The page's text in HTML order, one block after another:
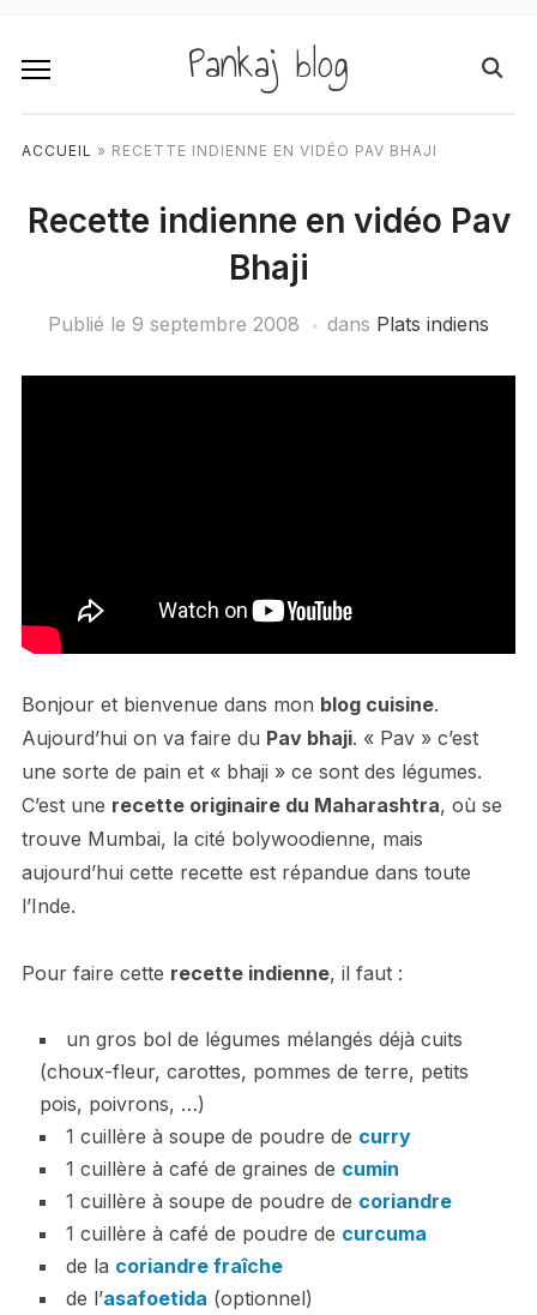
Pankaj blog
ACCUEIL » RECETTE INDIENNE EN VIDÉO PAV BHAJI
Recette indienne en vidéo Pav
Bhaji
Publié le 9 septembre 2008 dans Plats indiens
Bonjour et bienvenue dans mon blog cuisine.
Aujourd’hui on va faire du Pav bhaji. « Pav » c’est
une sorte de pain et « bhaji » ce sont des légumes.
C’est une recette originaire du Maharashtra, où se
trouve Mumbai, la cité bolywoodienne, mais
aujourd’hui cette recette est répandue dans toute
l’Inde.
Pour faire cette recette indienne, il faut :
un gros bol de légumes mélangés déjà cuits
(choux-fleur, carottes, pommes de terre, petits
pois, poivrons, …)
1 cuillère à soupe de poudre de curry
1 cuillère à café de graines de cumin
1 cuillère à soupe de poudre de coriandre
1 cuillère à café de poudre de curcuma
de la coriandre fraîche
de l’asafoetida (optionnel)